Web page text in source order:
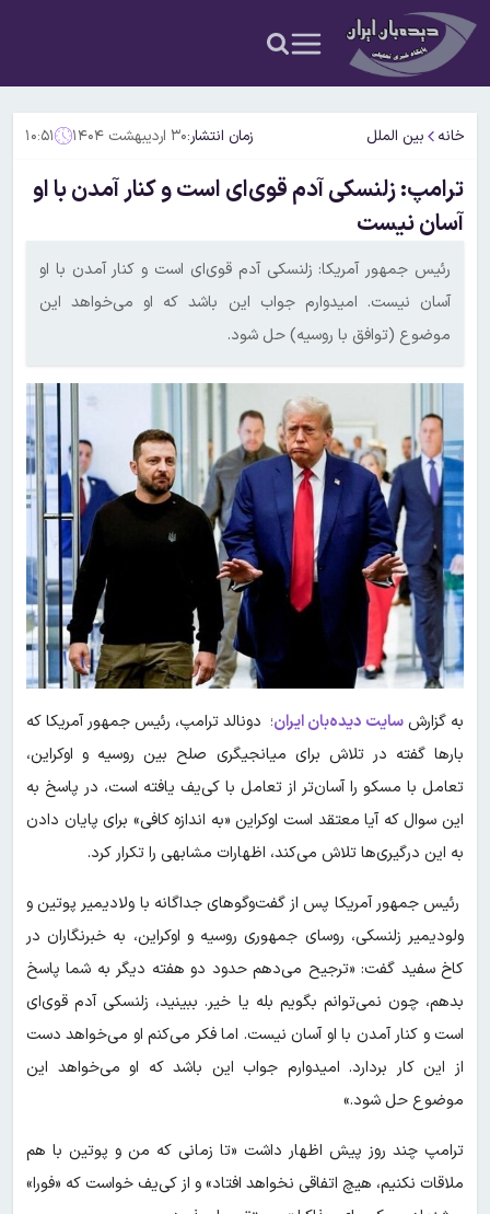
خانه بین الملل زمان انتشار:۳۰ اردیبهشت ۱۴۰۴ ۱۰:۵۱
ترامپ: زلنسکی آدم قوی‌ای است و کنار آمدن با او
آسان نیست
رئیس جمهور آمریکا: زلنسکی آدم قوی‌ای است و کنار آمدن با او
آسان نیست. امیدوارم جواب این باشد که او می‌خواهد این
موضوع (توافق با روسیه) حل شود.
به گزارشسایت دیده‌بان ایران؛ دونالد ترامپ، رئیس جمهور آمریکا که
بارها گفته در تلاش برای میانجیگری صلح بین روسیه و اوکراین،
تعامل با مسکو را آسان‌تر از تعامل با کی‌یف یافته است، در پاسخ به
این سوال که آیا معتقد است اوکراین «به اندازه کافی» برای پایان دادن
به این درگیری‌ها تلاش می‌کند، اظهارات مشابهی را تکرار کرد.
رئیس جمهور آمریکا پس از گفت‌وگوهای جداگانه با ولادیمیر پوتین و
ولودیمیر زلنسکی، روسای جمهوری روسیه و اوکراین، به خبرنگاران در
کاخ سفید گفت: «ترجیح می‌دهم حدود دو هفته دیگر به شما پاسخ
بدهم، چون نمی‌توانم بگویم بله یا خیر. ببینید، زلنسکی آدم قوی‌ای
است و کنار آمدن با او آسان نیست. اما فکر می‌کنم او می‌خواهد دست
از این کار بردارد. امیدوارم جواب این باشد که او می‌خواهد این
موضوع حل شود.»
ترامپ چند روز پیش اظهار داشت «تا زمانی که من و پوتین با هم
ملاقات نکنیم، هیچ اتفاقی نخواهد افتاد» و از کی‌یف خواست که «فورا»